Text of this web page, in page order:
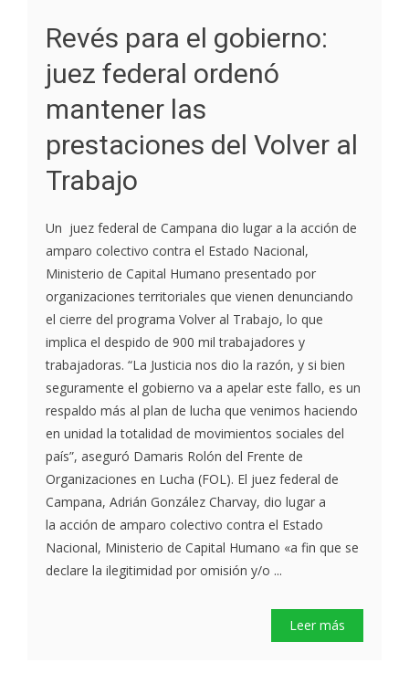
Revés para el gobierno:
juez federal ordenó
mantener las
prestaciones del Volver al
Trabajo
Un juez federal de Campana dio lugar a la acción de
amparo colectivo contra el Estado Nacional,
Ministerio de Capital Humano presentado por
organizaciones territoriales que vienen denunciando
el cierre del programa Volver al Trabajo, lo que
implica el despido de 900 mil trabajadores y
trabajadoras. “La Justicia nos dio la razón, y si bien
seguramente el gobierno va a apelar este fallo, es un
respaldo más al plan de lucha que venimos haciendo
en unidad la totalidad de movimientos sociales del
país”, aseguró Damaris Rolón del Frente de
Organizaciones en Lucha (FOL). El juez federal de
Campana, Adrián González Charvay, dio lugar a
la acción de amparo colectivo contra el Estado
Nacional, Ministerio de Capital Humano «a fin que se
declare la ilegitimidad por omisión y/o ...
Leer más